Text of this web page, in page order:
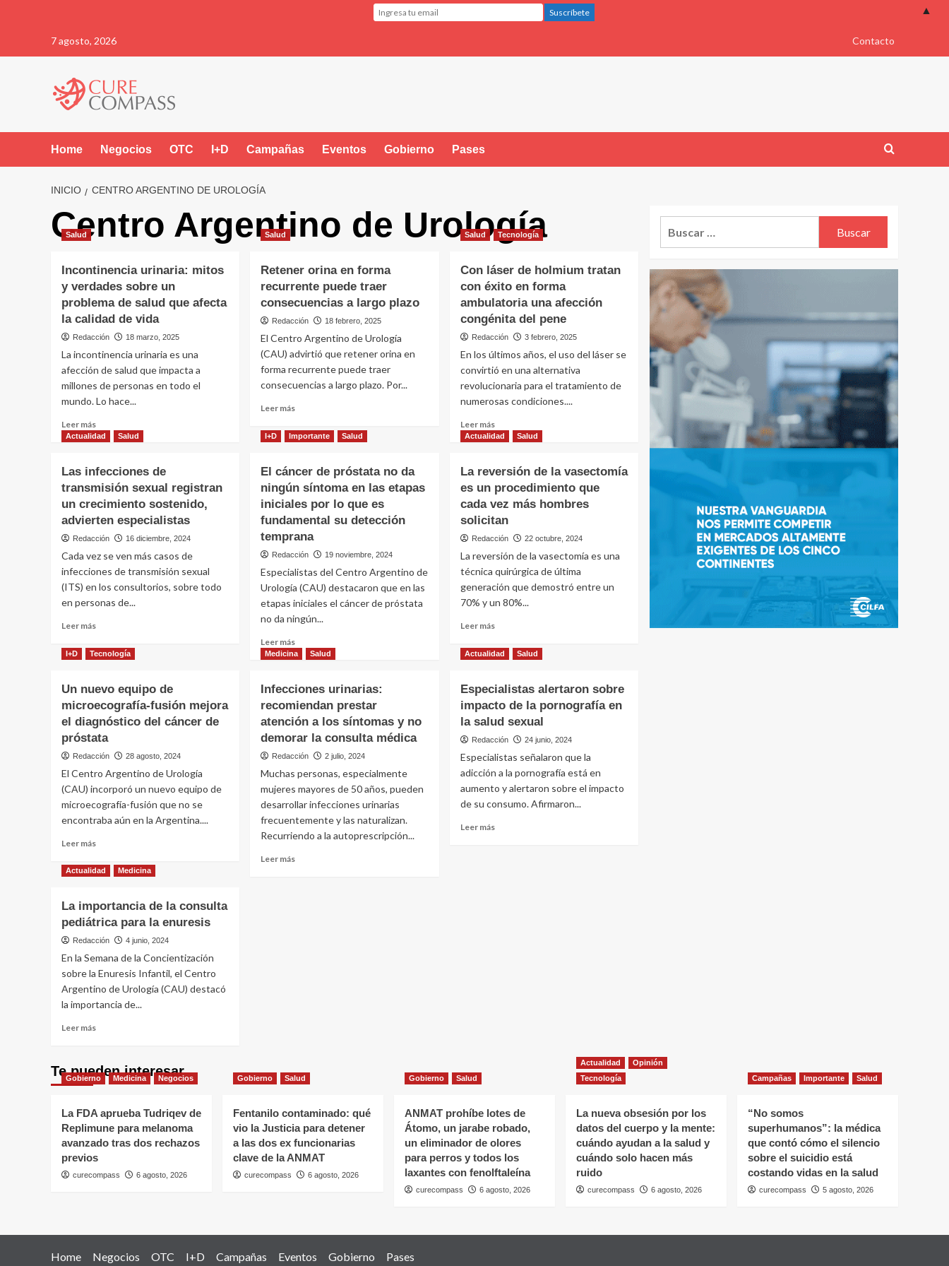
7 agosto, 2026 Contacto
Home Negocios OTC I+D Campañas Eventos Gobierno Pases
INICIO CENTRO ARGENTINO DE UROLOGÍA
Centro Argentino de Urología
Salud
Incontinencia urinaria: mitos
y verdades sobre un
problema de salud que afecta
la calidad de vida
Redacción 18 marzo, 2025
La incontinencia urinaria es una
afección de salud que impacta a
millones de personas en todo el
mundo. Lo hace...
Leer más
más
urinaria:
mitos
y
verdades
un
problema
de
salud
de
Salud
Retener orina en forma
recurrente puede traer
consecuencias a largo plazo
Redacción 18 febrero, 2025
El Centro Argentino de Urología
(CAU) advirtió que retener orina en
forma recurrente puede traer
consecuencias a largo plazo. Por...
Leer más
sobre
en
forma
recurrente
puede
traer
consecuencias
a
largo
Salud Tecnología
Con láser de holmium tratan
con éxito en forma
ambulatoria una afección
congénita del pene
Redacción 3 febrero, 2025
En los últimos años, el uso del láser se
convirtió en una alternativa
revolucionaria para el tratamiento de
numerosas condiciones....
Leer másLeer
más
láser
de
holmium
tratan
éxito
en
forma
ambulatoria
una
congénita
pene
Actualidad Salud
Las infecciones de
transmisión sexual registran
un crecimiento sostenido,
advierten especialistas
Redacción 16 diciembre, 2024
Cada vez se ven más casos de
infecciones de transmisión sexual
(ITS) en los consultorios, sobre todo
en personas de...
Leer más
sobre
de
transmisión
sexual
registran
un
crecimiento
sostenido,
advierten
I+D Importante Salud
El cáncer de próstata no da
ningún síntoma en las etapas
iniciales por lo que es
fundamental su detección
temprana
Redacción 19 noviembre, 2024
Especialistas del Centro Argentino de
Urología (CAU) destacaron que en las
etapas iniciales el cáncer de próstata
no da ningún...
Leer más
más
cáncer
de
próstata
no
ningún
síntoma
en
las
por
Actualidad Salud
La reversión de la vasectomía
es un procedimiento que
cada vez más hombres
solicitan
Redacción 22 octubre, 2024
La reversión de la vasectomía es una
técnica quirúrgica de última
generación que demostró entre un
70% y un 80%...
Leer másLeer
sobre
de
la
vasectomía
un
procedimiento
que
cada
hombres
I+D Tecnología
Un nuevo equipo de
microecografía-fusión mejora
el diagnóstico del cáncer de
próstata
Redacción 28 agosto, 2024
El Centro Argentino de Urología
(CAU) incorporó un nuevo equipo de
microecografía-fusión que no se
encontraba aún en la Argentina....
Leer más
sobre
equipo
de
microecografía-
mejora
el
diagnóstico
del
de
Medicina Salud
Infecciones urinarias:
recomiendan prestar
atención a los síntomas y no
demorar la consulta médica
Redacción 2 julio, 2024
Muchas personas, especialmente
mujeres mayores de 50 años, pueden
desarrollar infecciones urinarias
frecuentemente y las naturalizan.
Recurriendo a la autoprescripción...
Leer más
médica
Actualidad Salud
Especialistas alertaron sobre
impacto de la pornografía en
la salud sexual
Redacción 24 junio, 2024
Especialistas señalaron que la
adicción a la pornografía está en
aumento y alertaron sobre el impacto
de su consumo. Afirmaron...
Leer másLeer
Actualidad Medicina
La importancia de la consulta
pediátrica para la enuresis
Redacción 4 junio, 2024
En la Semana de la Concientización
sobre la Enuresis Infantil, el Centro
Argentino de Urología (CAU) destacó
la importancia de...
Leer más
La
importancia
consulta
pediátrica
para
la
enuresis
Te pueden interesar
Gobierno Medicina Negocios
La FDA aprueba Tudriqev de
Replimune para melanoma
avanzado tras dos rechazos
previos
curecompass 6 agosto, 2026
Gobierno Salud
Fentanilo contaminado: qué
vio la Justicia para detener
a las dos ex funcionarias
clave de la ANMAT
curecompass 6 agosto, 2026
Gobierno Salud
ANMAT prohíbe lotes de
Átomo, un jarabe robado,
un eliminador de olores
para perros y todos los
laxantes con fenolftaleína
curecompass 6 agosto, 2026
Actualidad
Opinión
Tecnología
La nueva obsesión por los
datos del cuerpo y la mente:
cuándo ayudan a la salud y
cuándo solo hacen más
ruido
curecompass 6 agosto, 2026
Campañas Importante Salud
“No somos
superhumanos”: la médica
que contó cómo el silencio
sobre el suicidio está
costando vidas en la salud
curecompass 5 agosto, 2026
Home Negocios OTC I+D Campañas Eventos Gobierno Pases
▲